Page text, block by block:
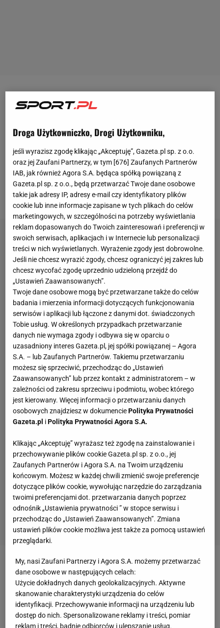
trofeum - Superpuchar Hiszpanii. Rywalizację, która
wygrała w bezpośrednim starciu z Realem Madryt.
Królewscy zostali wówczas rozbici 5:2 i być może
innym wynikiem zakończyłoby się to spotkanie,
gdyby nie czerwona kartka dla Wojciecha
Szczęsnego.
Zobacz wideo
Hiszpańscy kibice uderzają w
Szczęsnego. Żelazny: To internetowe trolle
FC Barcelona ma świetne wspomnienia ze starć z
Droga Użytkowniczko, Drogi Użytkowniku,
jeśli wyrazisz zgodę klikając „Akceptuję”, Gazeta.pl sp. z o.o.
oraz jej Zaufani Partnerzy, w tym [676] Zaufanych Partnerów
IAB, jak również Agora S.A. będąca spółką powiązaną z
Gazeta.pl sp. z o.o., będą przetwarzać Twoje dane osobowe
takie jak adresy IP, adresy e-mail czy identyfikatory plików
cookie lub inne informacje zapisane w tych plikach do celów
marketingowych, w szczególności na potrzeby wyświetlania
reklam dopasowanych do Twoich zainteresowań i preferencji w
swoich serwisach, aplikacjach i w Internecie lub personalizacji
treści w nich wyświetlanych. Wyrażenie zgody jest dobrowolne.
Jeśli nie chcesz wyrazić zgody, chcesz ograniczyć jej zakres lub
chcesz wycofać zgodę uprzednio udzieloną przejdź do
„Ustawień Zaawansowanych”.
Twoje dane osobowe mogą być przetwarzane także do celów
badania i mierzenia informacji dotyczących funkcjonowania
serwisów i aplikacji lub łączone z danymi dot. świadczonych
Tobie usług. W określonych przypadkach przetwarzanie
danych nie wymaga zgody i odbywa się w oparciu o
uzasadniony interes Gazeta.pl, jej spółki powiązanej – Agora
S.A. – lub Zaufanych Partnerów. Takiemu przetwarzaniu
możesz się sprzeciwić, przechodząc do „Ustawień
Zaawansowanych” lub przez kontakt z administratorem – w
zależności od zakresu sprzeciwu i podmiotu, wobec którego
jest kierowany. Więcej informacji o przetwarzaniu danych
osobowych znajdziesz w dokumenciePolityka Prywatności
Gazeta.pl iPolityka Prywatności Agora S.A.
Klikając „Akceptuję” wyrażasz też zgodę na zainstalowanie i
przechowywanie plików cookie Gazeta.pl sp. z o.o., jej
Zaufanych Partnerów i Agora S.A. na Twoim urządzeniu
końcowym. Możesz w każdej chwili zmienić swoje preferencje
dotyczące plików cookie, wywołując narzędzie do zarządzania
twoimi preferencjami dot. przetwarzania danych poprzez
odnośnik „Ustawienia prywatności ” w stopce serwisu i
przechodząc do „Ustawień Zaawansowanych”. Zmiana
ustawień plików cookie możliwa jest także za pomocą ustawień
przeglądarki.
My, nasi Zaufani Partnerzy i Agora S.A. możemy przetwarzać
dane osobowe w następujących celach:
Użycie dokładnych danych geolokalizacyjnych. Aktywne
skanowanie charakterystyki urządzenia do celów
identyfikacji. Przechowywanie informacji na urządzeniu lub
dostęp do nich. Spersonalizowane reklamy i treści, pomiar
reklam i treści, badnie odbiorców i ulepszanie usług.